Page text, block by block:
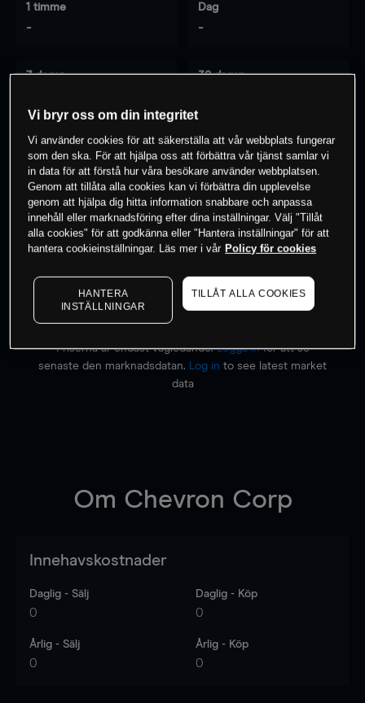
1 timme
-
Dag
-
7 dagar 30 dagar
0% av kunderna har en position i detta
instrument
Börja handla
Priserna är endast vägledande.Logga inför att se
senaste den marknadsdatan.
Log in to see latest market
data
Om Chevron Corp
Innehavskostnader
Daglig - Sälj
0
Daglig - Köp
0
Årlig - Sälj
0
Årlig - Köp
0
Vi bryr oss om din integritet
Vi använder cookies för att säkerställa att vår webbplats fungerar
som den ska. För att hjälpa oss att förbättra vår tjänst samlar vi
in data för att förstå hur våra besökare använder webbplatsen.
Genom att tillåta alla cookies kan vi förbättra din upplevelse
genom att hjälpa dig hitta information snabbare och anpassa
innehåll eller marknadsföring efter dina inställningar. Välj "Tillåt
alla cookies" för att godkänna eller "Hantera inställningar" för att
hantera cookieinställningar. Läs mer i vår Policy för cookies
HANTERA
INSTÄLLNINGAR
TILLÅT ALLA COOKIES